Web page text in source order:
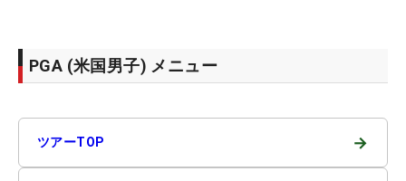
PGA (米国男子) メニュー
ツアーTOP →